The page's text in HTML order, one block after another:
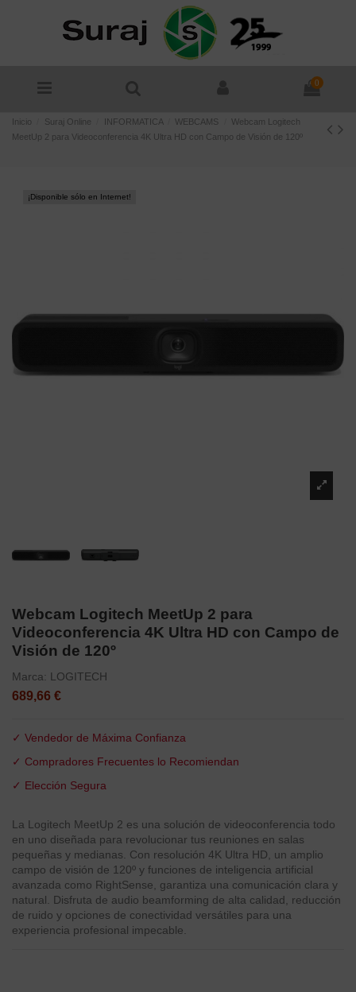
0
Inicio Suraj Online INFORMATICA WEBCAMS
Webcam Logitech
MeetUp 2 para Videoconferencia 4K Ultra HD con Campo de Visión de 120º
¡Disponible sólo en Internet!
Webcam Logitech MeetUp 2 para
Videoconferencia 4K Ultra HD con Campo de
Visión de 120º
Marca: LOGITECH
689,66 €
✓ Vendedor de Máxima Confianza
✓ Compradores Frecuentes lo Recomiendan
✓ Elección Segura
La Logitech MeetUp 2 es una solución de videoconferencia todo
en uno diseñada para revolucionar tus reuniones en salas
pequeñas y medianas. Con resolución 4K Ultra HD, un amplio
campo de visión de 120º y funciones de inteligencia artificial
avanzada como RightSense, garantiza una comunicación clara y
natural. Disfruta de audio beamforming de alta calidad, reducción
de ruido y opciones de conectividad versátiles para una
experiencia profesional impecable.